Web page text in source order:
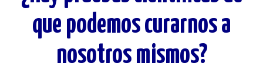
que podemos curarnos a
nosotros mismos?